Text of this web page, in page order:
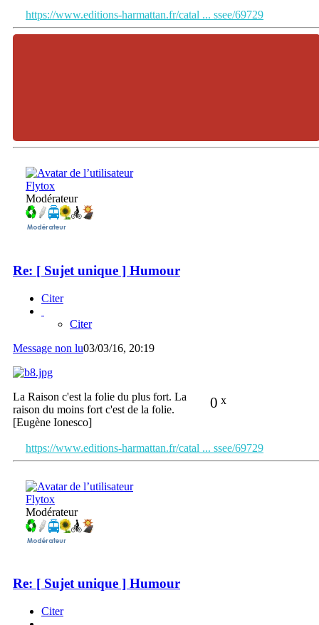
https://www.editions-harmattan.fr/catal ... ssee/69729
Flytox
Modérateur
Re: [ Sujet unique ] Humour
Citer
Citer
Message non lu03/03/16, 20:19
0 x
La Raison c'est la folie du plus fort. La
raison du moins fort c'est de la folie.
[Eugène Ionesco]
https://www.editions-harmattan.fr/catal ... ssee/69729
Flytox
Modérateur
Re: [ Sujet unique ] Humour
Citer